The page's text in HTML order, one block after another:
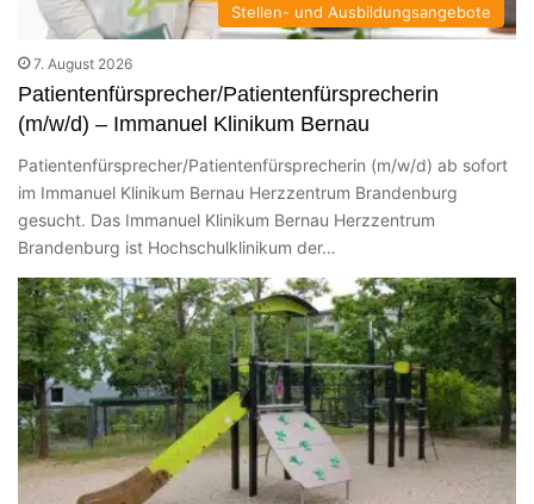
Stellen- und Ausbildungsangebote
7. August 2026
Patientenfürsprecher/Patientenfürsprecherin
(m/w/d) – Immanuel Klinikum Bernau
Patientenfürsprecher/Patientenfürsprecherin (m/w/d) ab sofort
im Immanuel Klinikum Bernau Herzzentrum Brandenburg
gesucht. Das Immanuel Klinikum Bernau Herzzentrum
Brandenburg ist Hochschulklinikum der…